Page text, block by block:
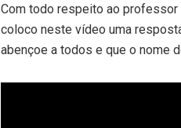
Com todo respeito ao professor
coloco neste vídeo uma
abençoe a todos e que o nome